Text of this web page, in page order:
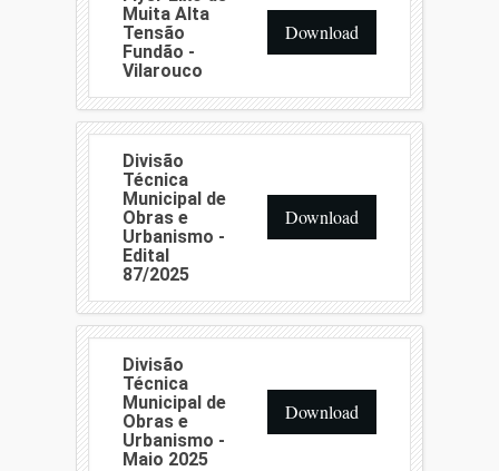
Muita Alta
Tensão
Fundão -
Vilarouco
Download
Divisão
Técnica
Municipal de
Obras e
Urbanismo -
Edital
87/2025
Download
Divisão
Técnica
Municipal de
Obras e
Urbanismo -
Maio 2025
Download